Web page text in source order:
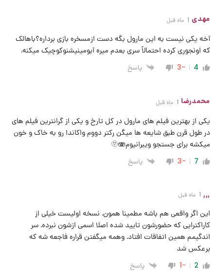
مهدی 1 ماه قبل
آخه یکی نیست به این مارول بگه دست ازمسخره بازی برداره؟باهالک
که اونجوری کرده احتمالاً سری بعدم میره آبومینیشنوکوچیک میکنه.
4
-3 پاسخ
محمدرضا 1 ماه قبل
یکی از بهترین فیلم های مارول در کل تارخ و یکی از گرانترین فیلم های
در طول قرن طبق شایعه ها میگن رکتر دووم واکاندا رو به خاک و خون
میکشه برای جستجو ویبرانیوم🫥🫨
7
-3 پاسخ
,,, 1 ماه قبل
این اگر واقعی هم باشه مطمینا همون. نسخه اولیست خیلی از
کاراکترایی که حضورشون تایید شده اصلا اسمی ازشون نبرده. سر
اندگیمم همین اتفاقات افتاد. وهمه میگفتن قراره فاجعه شه که
برعکس شد
2
-1 پاسخ